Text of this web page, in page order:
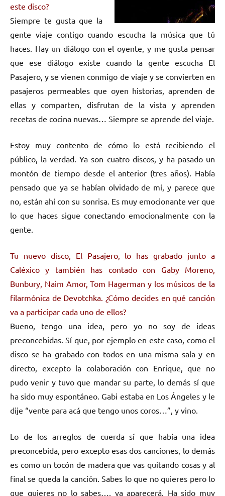
este disco?
Siempre te gusta que la
gente viaje contigo cuando escucha la música que tú
haces. Hay un diálogo con el oyente, y me gusta pensar
que ese diálogo existe cuando la gente escucha El
Pasajero, y se vienen conmigo de viaje y se convierten en
pasajeros permeables que oyen historias, aprenden de
ellas y comparten, disfrutan de la vista y aprenden
recetas de cocina nuevas… Siempre se aprende del viaje.
Estoy muy contento de cómo lo está recibiendo el
público, la verdad. Ya son cuatro discos, y ha pasado un
montón de tiempo desde el anterior (tres años). Había
pensado que ya se habían olvidado de mí, y parece que
no, están ahí con su sonrisa. Es muy emocionante ver que
lo que haces sigue conectando emocionalmente con la
gente.
Tu nuevo disco, El Pasajero, lo has grabado junto a
Caléxico y también has contado con Gaby Moreno,
Bunbury, Naim Amor, Tom Hagerman y los músicos de la
filarmónica de Devotchka. ¿Cómo decides en qué canción
va a participar cada uno de ellos?
Bueno, tengo una idea, pero yo no soy de ideas
preconcebidas. Sí que, por ejemplo en este caso, como el
disco se ha grabado con todos en una misma sala y en
directo, excepto la colaboración con Enrique, que no
pudo venir y tuvo que mandar su parte, lo demás sí que
ha sido muy espontáneo. Gabi estaba en Los Ángeles y le
dije “vente para acá que tengo unos coros…”, y vino.
Lo de los arreglos de cuerda sí que había una idea
preconcebida, pero excepto esas dos canciones, lo demás
es como un tocón de madera que vas quitando cosas y al
final se queda la canción. Sabes lo que no quieres pero lo
que quieres no lo sabes…, ya aparecerá. Ha sido muy